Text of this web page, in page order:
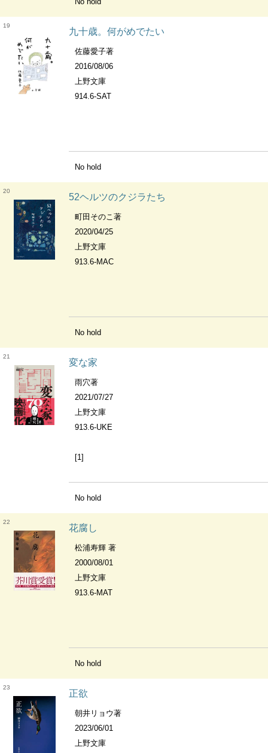
19
九十歳。何がめでたい
佐藤愛子著
2016/08/06
上野文庫
914.6-SAT
No hold
20
52ヘルツのクジラたち
町田そのこ著
2020/04/25
上野文庫
913.6-MAC
No hold
21
変な家
雨穴著
2021/07/27
上野文庫
913.6-UKE
[1]
No hold
22
花腐し
松浦寿輝 著
2000/08/01
上野文庫
913.6-MAT
No hold
23
正欲
朝井リョウ著
2023/06/01
上野文庫